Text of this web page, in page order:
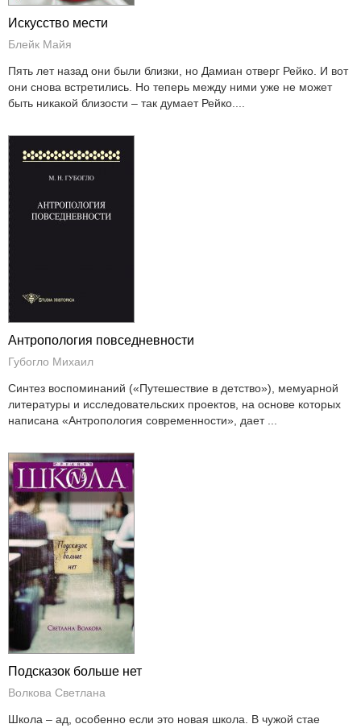
Искусство мести
Блейк Майя
Пять лет назад они были близки, но Дамиан отверг Рейко. И вот
они снова встретились. Но теперь между ними уже не может
быть никакой близости – так думает Рейко....
Антропология повседневности
Губогло Михаил
Синтез воспоминаний («Путешествие в детство»), мемуарной
литературы и исследовательских проектов, на основе которых
написана «Антропология современности», дает ...
Подсказок больше нет
Волкова Светлана
Школа – ад, особенно если это новая школа. В чужой стае